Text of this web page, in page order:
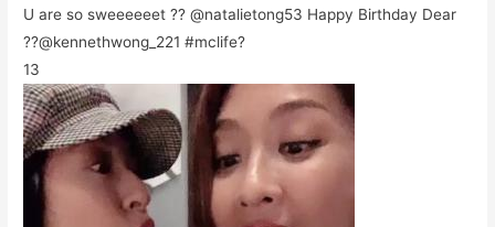
U are so sweeeeeet ?? @natalietong53 Happy Birthday Dear
??@kennethwong_221 #mclife?
13